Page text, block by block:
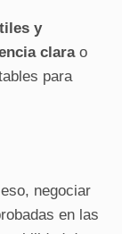
y
clarao
para
negociar
en las